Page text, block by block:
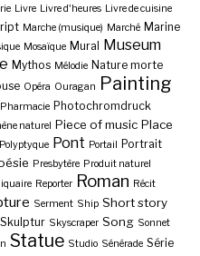
Livre Livre d'heures Livre de cuisine
Marche (musique) Marché Marine
Mosaïque Mural Museum
Mythos Mélodie Nature morte
Opéra Ouragan Painting
Pharmacie Photochromdruck
naturel Piece of music Place
Polyptyque Pont Portail Portrait
Presbytère Produit naturel
Reporter Roman Récit
Serment Ship Short story
Skulptur Skyscraper Song Sonnet
Statue Studio Sénérade Série